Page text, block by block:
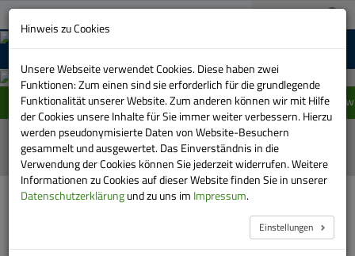
03733 151-0 A+
MENU
Einschränkung im Linienverlauf der Linie 415
HOME SERVICE ANFRAGEN SOUVENIRS
Ihre Anfrage an uns
Hinweis zu Cookies
Unsere Webseite verwendet Cookies. Diese haben zwei
Funktionen: Zum einen sind sie erforderlich für die grundlegende
Funktionalität unserer Website. Zum anderen können wir mit Hilfe
der Cookies unsere Inhalte für Sie immer weiter verbessern. Hierzu
werden pseudonymisierte Daten von Website-Besuchern
gesammelt und ausgewertet. Das Einverständnis in die
Verwendung der Cookies können Sie jederzeit widerrufen. Weitere
Informationen zu Cookies auf dieser Website finden Sie in unserer
Datenschutzerklärungund zu uns im Impressum.
Einstellungen